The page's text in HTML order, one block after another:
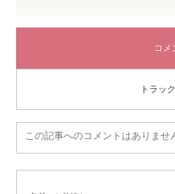
コメ
トラッ
この記事へのコメントはありませ